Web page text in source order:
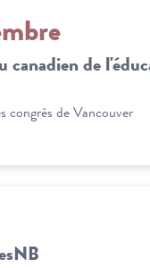
canadien de
congrès de Vancouver